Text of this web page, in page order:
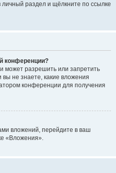
личный раздел и щёлкните по ссылке
конференции?
может разрешить или запретить
не знаете, какие вложения
конференции для получения
вложений, перейдите в ваш
«Вложения».